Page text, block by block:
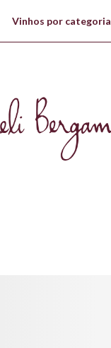
Vinhos por categoria